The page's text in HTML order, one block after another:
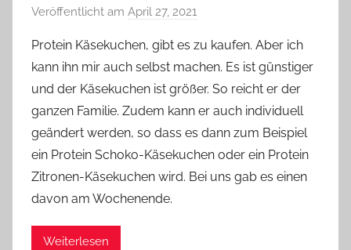
Veröffentlicht am April 27, 2021
n
Y
v
o
n
n
e
Protein Käsekuchen, gibt es zu kaufen. Aber ich
kann ihn mir auch selbst machen. Es ist günstiger
und der Käsekuchen ist größer. So reicht er der
ganzen Familie. Zudem kann er auch individuell
geändert werden, so dass es dann zum Beispiel
ein Protein Schoko-Käsekuchen oder ein Protein
Zitronen-Käsekuchen wird. Bei uns gab es einen
davon am Wochenende.
Weiterlesen